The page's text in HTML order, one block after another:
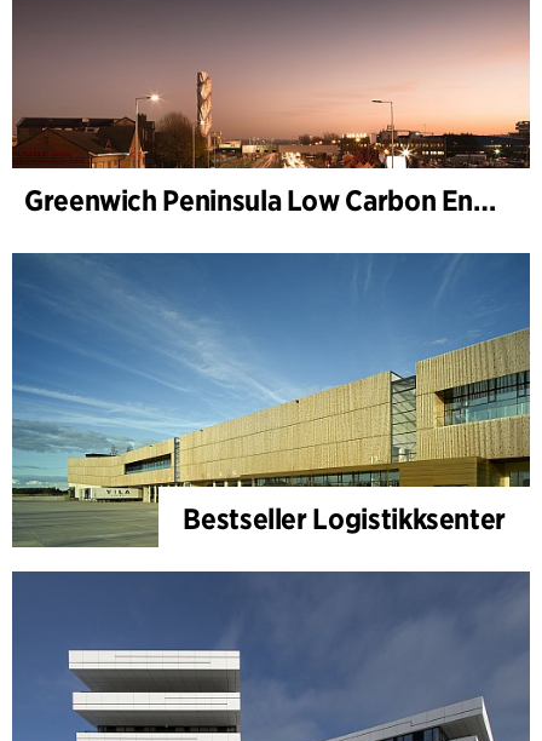
Greenwich Peninsula Low Carbon Energy Centre
Bestseller Logistikksenter